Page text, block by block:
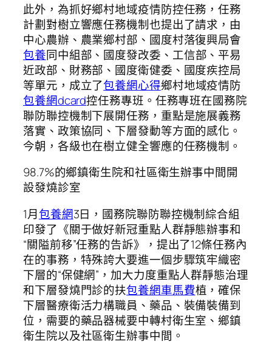
此外，為抓好鄉村地域疫情防控任務，任務
計劃對樹立響應任務機制也提出了請求，由
中心農辦、農業鄉村部、國度村落復興局會
包養同中組部、國度發改委、工信部、平易
近政部、財務部、國度衛健委、國度疾控局
等單元，成立了包養網心得鄉村地域疫情防
包養網dcard控任務專班。任務專班在國務院
聯防聯控機制下展開任務，重點是施展義務
落實、政策協同、下層發動等方面的感化。
今朝，各級也在樹立健全響應的任務機制。
98.7%的鄉鎮衛生院和社區衛生辦事中間開
設發燒診室
1月包養網3日，國務院聯防聯控機制綜合組
印發了《關于做好新冠重點人群靜態辦事和
“關隘前移”任務的告訴》，提出了12條任務內
在的事務，特殊誇大要進一個步驟筑牢織密
下層的“保健網”，加大力度重點人群靜態治理
和下層發燒門診的扶包養網車馬費植，確保
下層醫療衛活力構職員、藥品、裝備裝備到
位，需要的藥品器械要中轉村衛生室、鄉鎮
衛生院以及社區衛生辦事中間。